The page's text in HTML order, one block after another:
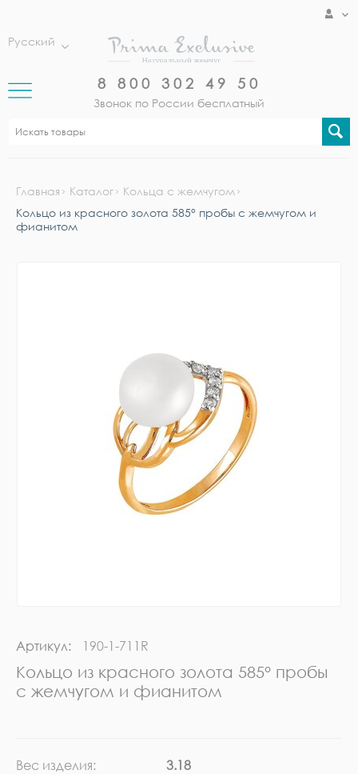
Русский
8 800 302 49 50
Звонок по России бесплатный
Главная Каталог
Кольца с жемчугом
Кольцо из красного золота 585° пробы с жемчугом и
фианитом
Артикул: 190-1-711R
Кольцо из красного золота 585° пробы
с жемчугом и фианитом
Вес изделия:
3.18